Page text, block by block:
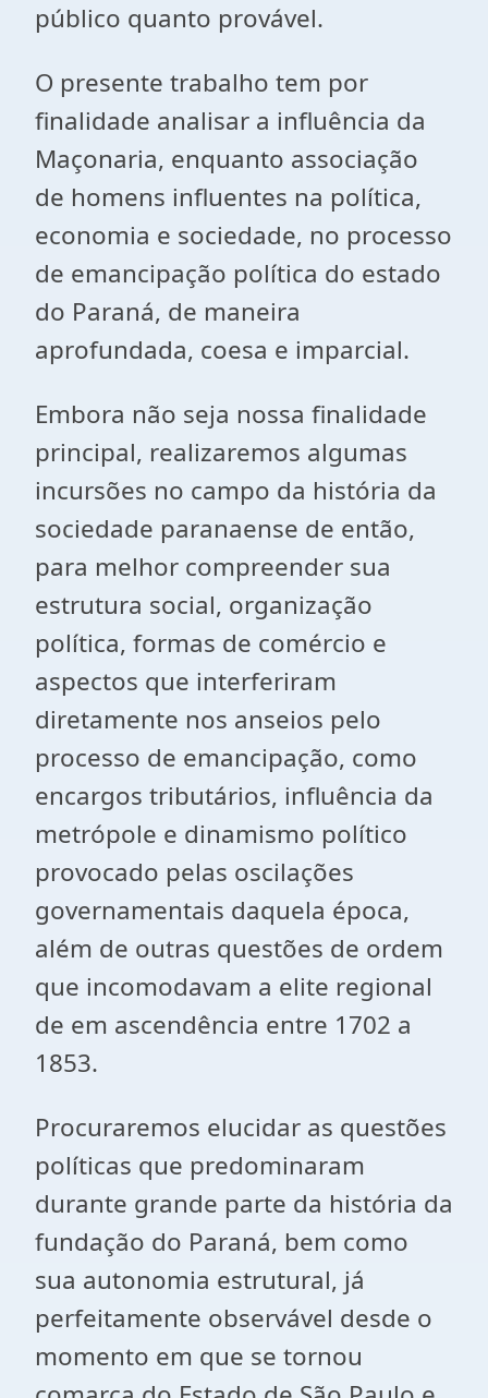
público quanto provável.
O presente trabalho tem por
finalidade analisar a influência da
Maçonaria, enquanto associação
de homens influentes na política,
economia e sociedade, no processo
de emancipação política do estado
do Paraná, de maneira
aprofundada, coesa e imparcial.
Embora não seja nossa finalidade
principal, realizaremos algumas
incursões no campo da história da
sociedade paranaense de então,
para melhor compreender sua
estrutura social, organização
política, formas de comércio e
aspectos que interferiram
diretamente nos anseios pelo
processo de emancipação, como
encargos tributários, influência da
metrópole e dinamismo político
provocado pelas oscilações
governamentais daquela época,
além de outras questões de ordem
que incomodavam a elite regional
de em ascendência entre 1702 a
1853.
Procuraremos elucidar as questões
políticas que predominaram
durante grande parte da história da
fundação do Paraná, bem como
sua autonomia estrutural, já
perfeitamente observável desde o
momento em que se tornou